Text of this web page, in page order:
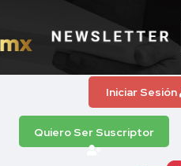
Iniciar Sesión
Quiero Ser Suscriptor